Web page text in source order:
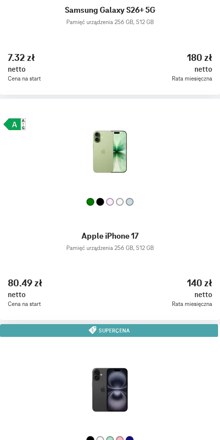
Samsung Galaxy S26+ 5G
Pamięć urządzenia 256 GB, 512 GB
7.32 zł
netto
Cena na start
180 zł
netto
Rata miesięczna
Apple iPhone 17
Pamięć urządzenia 256 GB, 512 GB
80.49 zł
netto
Cena na start
140 zł
netto
Rata miesięczna
SUPERCENA